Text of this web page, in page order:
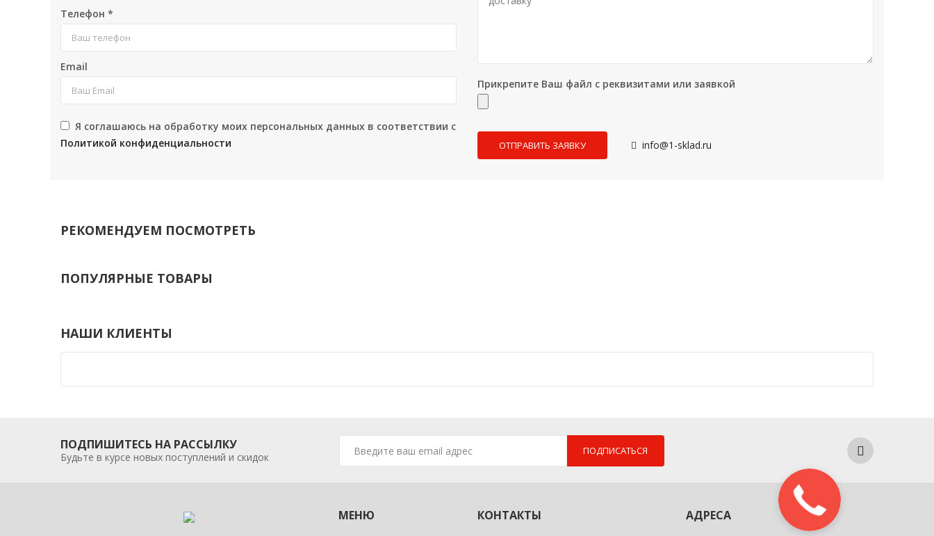
Телефон *
Email
Я соглашаюсь на обработку моих персональных данных в соответствии с
Политикой конфиденциальности
Прикрепите Ваш файл с реквизитами или заявкой
info@1-sklad.ru
РЕКОМЕНДУЕМ ПОСМОТРЕТЬ
ПОПУЛЯРНЫЕ ТОВАРЫ
НАШИ КЛИЕНТЫ
ПОДПИШИТЕСЬ НА РАССЫЛКУ
Будьте в курсе новых поступлений и скидок ПОДПИСАТЬСЯ
МЕНЮ КОНТАКТЫ АДРЕСА